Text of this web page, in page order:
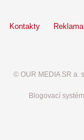
Kontakty Reklama
© OUR MEDIA SR a.
Blogovací